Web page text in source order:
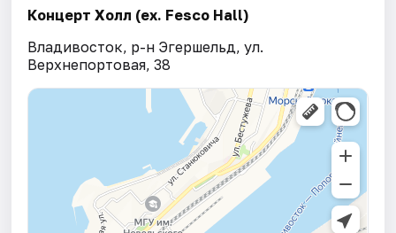
Концерт Холл (ex. Fesco Hall)
Владивосток, р-н Эгершельд, ул.
Верхнепортовая, 38